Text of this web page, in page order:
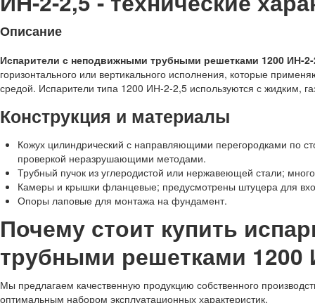
Описание
Испарители с неподвижными трубными решетками 1200 ИН-2-
горизонтального или вертикального исполнения, которые
средой. Испарители типа 1200 ИН-2-2,5 используются с жидким,
Конструкция и материалы
Кожух цилиндрический с направляющими перегородками по
проверкой неразрушающими методами.
Трубный пучок из углеродистой или нержавеющей стали;
Камеры и крышки фланцевые; предусмотрены штуцера для
Опоры лаповые для монтажа на фундамент.
Почему стоит купить
трубными решетками
Мы предлагаем качественную продукцию собственного
оптимальным набором эксплуатационных характеристик.